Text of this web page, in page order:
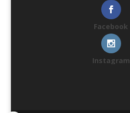
Facebook
Instagram